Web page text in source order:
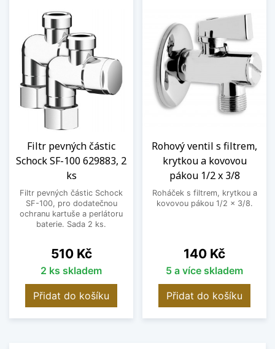
Filtr pevných částic
Schock SF-100 629883, 2
ks
Filtr pevných částic Schock
SF-100, pro dodatečnou
ochranu kartuše a perlátoru
baterie. Sada 2 ks.
Cena
510 Kč
2 ks skladem
Přidat do košíku
Rohový ventil s filtrem,
krytkou a kovovou
pákou 1/2 x 3/8
Roháček s filtrem, krytkou a
kovovou pákou 1/2 x 3/8.
Cena
140 Kč
5 a více skladem
Přidat do košíku